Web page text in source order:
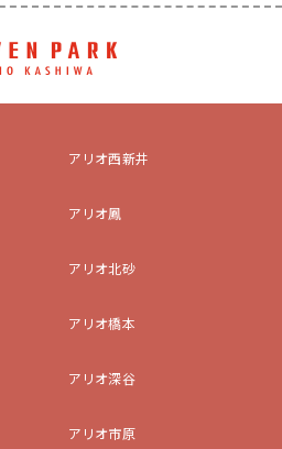
アリオ西新井
アリオ鳳
アリオ北砂
アリオ橋本
アリオ深谷
アリオ市原